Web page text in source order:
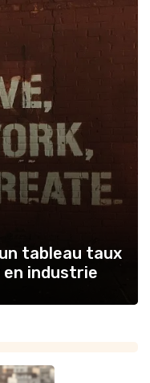
tableau taux
en industrie